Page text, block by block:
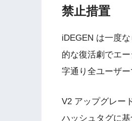
禁止措置
iDEGEN は一度
的な復活劇でエ
字通り全ユーザー
V2 アップグレー
ハッシュタグに